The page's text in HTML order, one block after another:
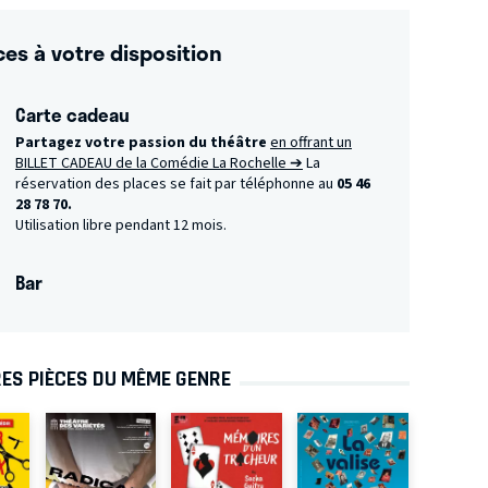
à votre disposition
Carte cadeau
Partagez votre passion du théâtre en offrant un
BILLET CADEAU de la Comédie La Rochelle ➔La
réservation des places se fait par téléphonne au 05 46
28 78 70.
Utilisation libre pendant 12 mois.
Bar
PIÈCES DU MÊME GENRE